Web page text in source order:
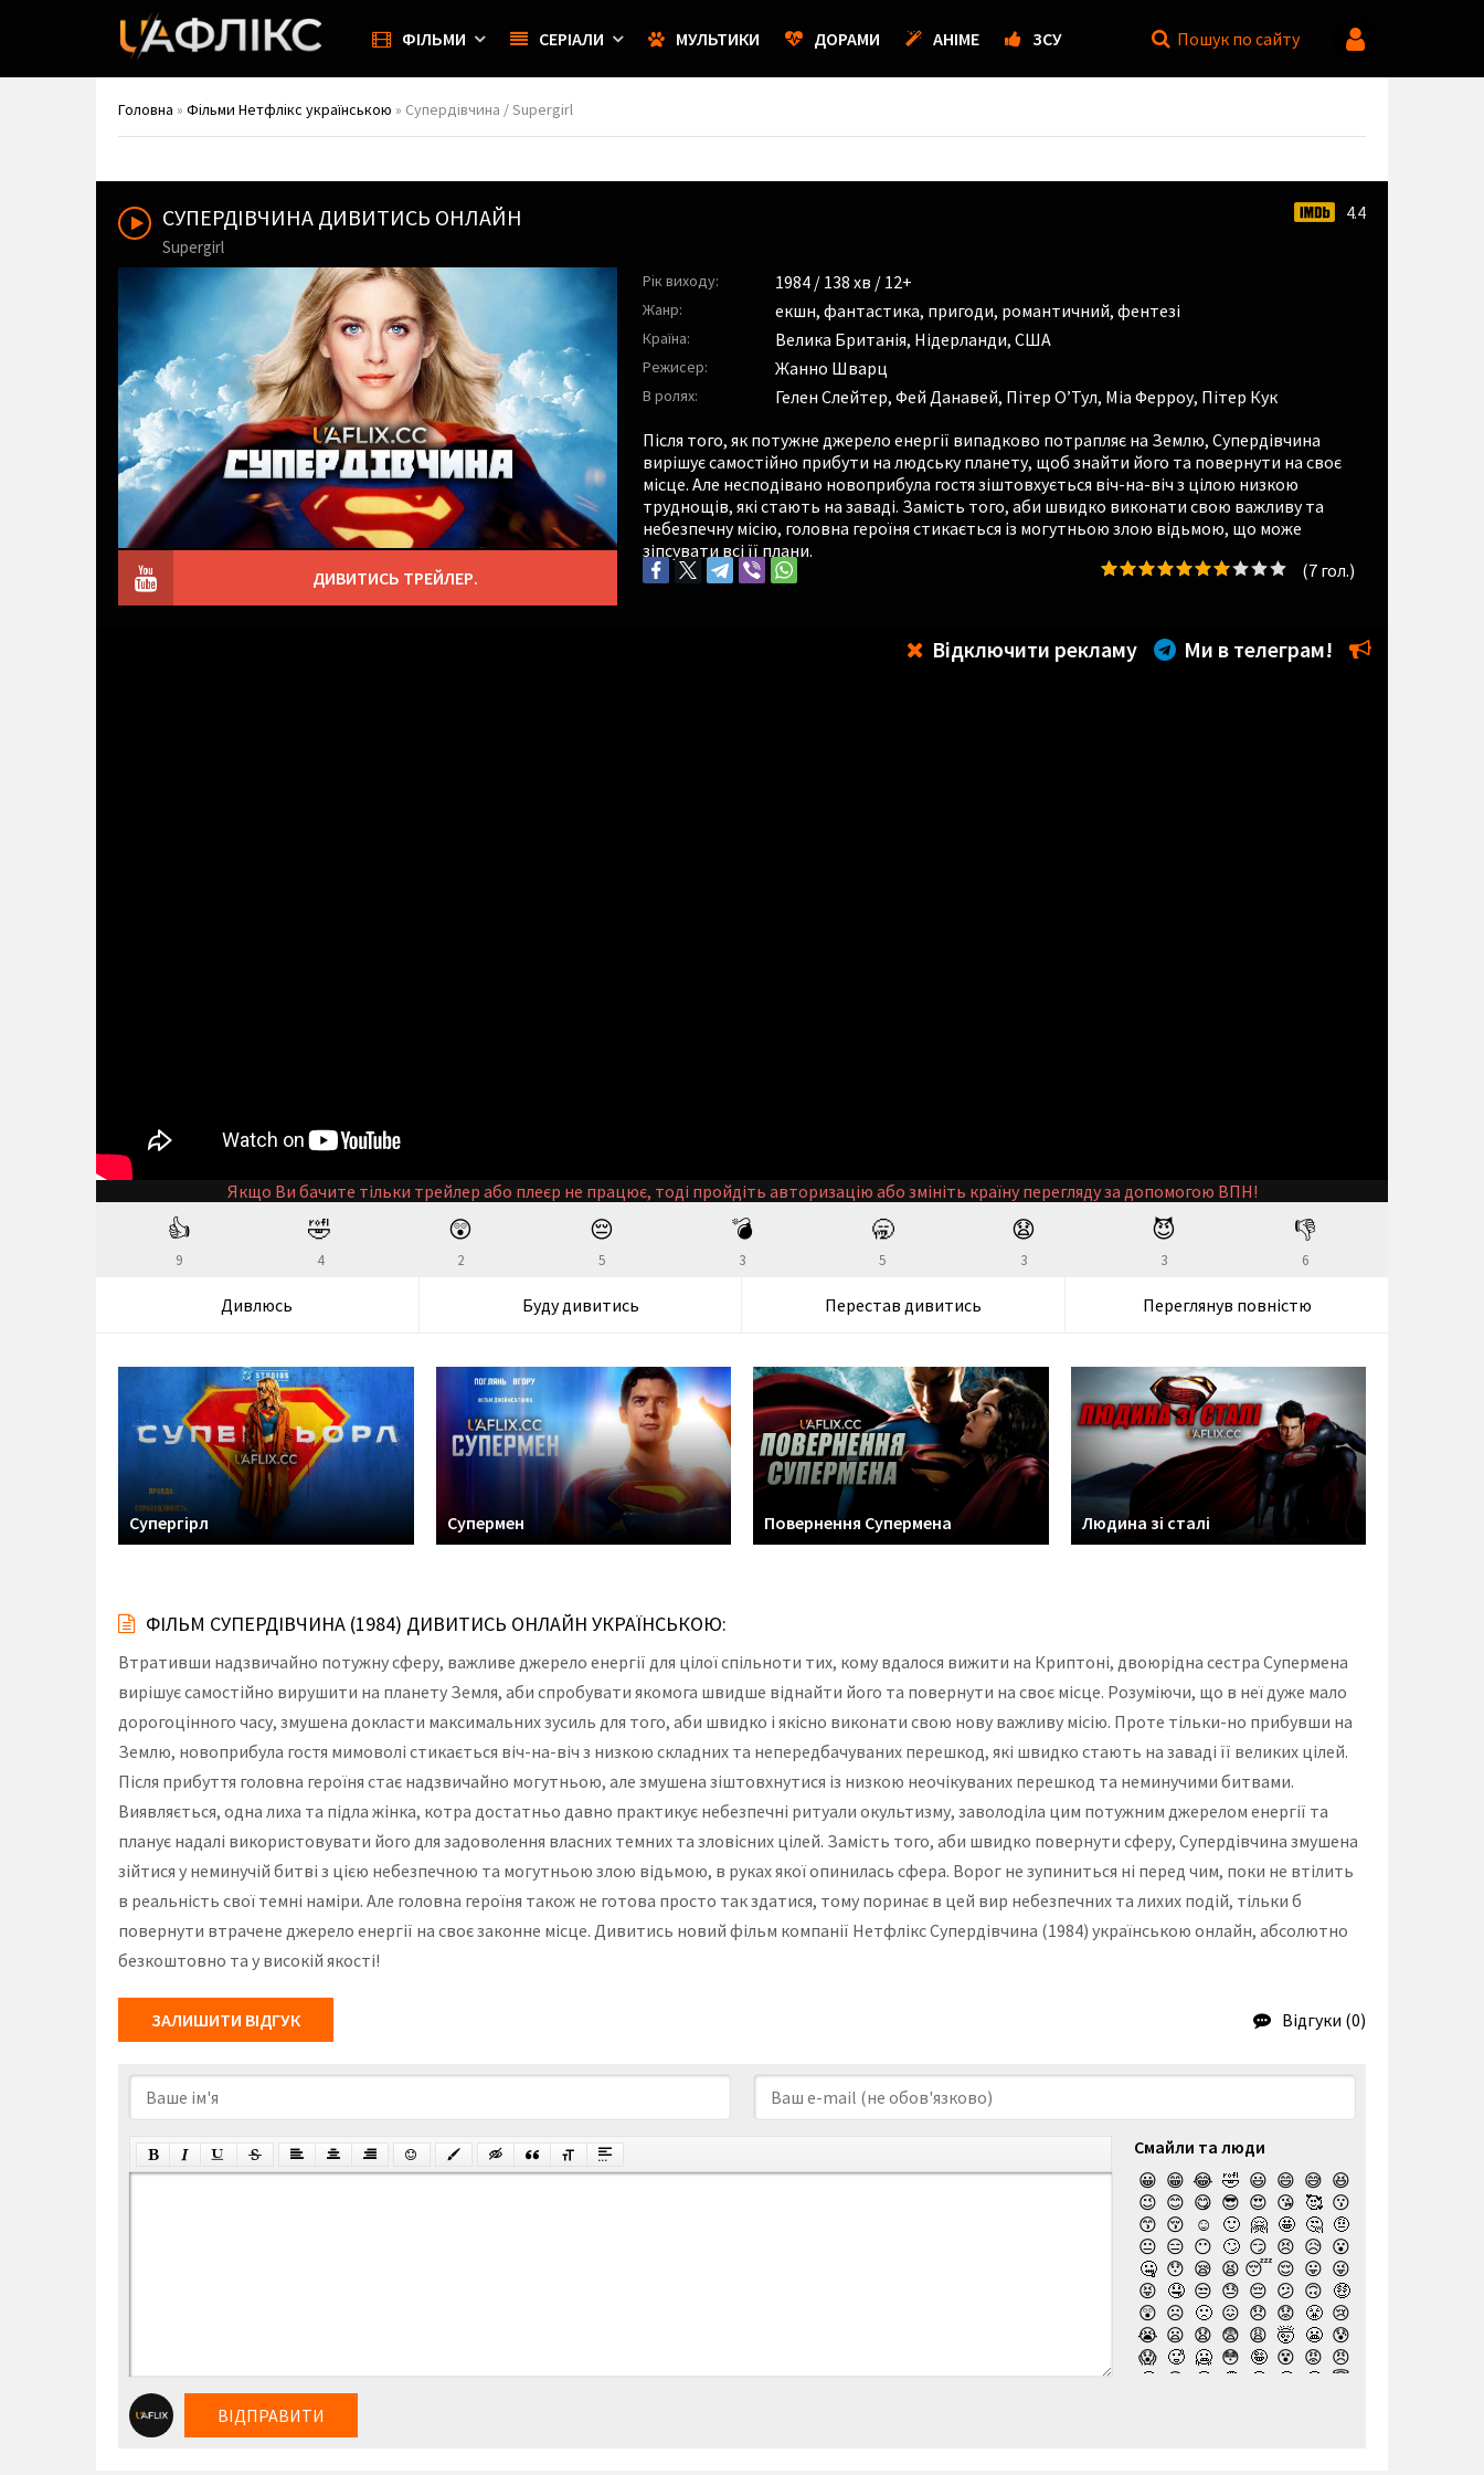
ФІЛЬМИ СЕРІАЛИ МУЛЬТИКИ ДОРАМИ АНІМЕ ЗСУ Пошук по сайту
Головна » Фільми Нетфлікс українською » Супердівчина / Supergirl
СУПЕРДІВЧИНА ДИВИТИСЬ ОНЛАЙН
Supergirl
4.4
Рік виходу: 1984/ 138 хв / 12+
Жанр: екшн, фантастика, пригоди, романтичний, фентезі
Країна: Велика Британія, Нідерланди, США
Режисер: Жанно Шварц
В ролях: Гелен Слейтер, Фей Данавей, Пітер О’Тул, Міа Ферроу, Пітер Кук
Після того, як потужне джерело енергії випадково потрапляє на Землю, Супердівчина
вирішує самостійно прибути на людську планету, щоб знайти його та повернути на своє
місце. Але несподівано новоприбула гостя зіштовхується віч-на-віч з цілою низкою
труднощів, які стають на заваді. Замість того, аби швидко виконати свою важливу та
небезпечну місію, головна героїня стикається із могутньою злою відьмою, що може
зіпсувати всі її плани.
ДИВИТИСЬ ТРЕЙЛЕР.
(7 гол.)
Відключити рекламу Ми в телеграм!
Якщо Ви бачите тільки трейлер або плеєр не працює, тоді пройдіть авторизацію або змініть країну перегляду за допомогою ВПН!
👍
9
🤣
4
😲
2
😔
5
💣
3
🥱
5
😧
3
😈
3
👎
6
Дивлюсь Буду дивитись Перестав дивитись Переглянув повністю
Супергірл Супермен Повернення Супермена Людина зі сталі
ФІЛЬМ СУПЕРДІВЧИНА (1984) ДИВИТИСЬ ОНЛАЙН УКРАЇНСЬКОЮ:
Втративши надзвичайно потужну сферу, важливе джерело енергії для цілої спільноти тих, кому вдалося вижити на Криптоні, двоюрідна сестра Супермена
вирішує самостійно вирушити на планету Земля, аби спробувати якомога швидше віднайти його та повернути на своє місце. Розуміючи, що в неї дуже мало
дорогоцінного часу, змушена докласти максимальних зусиль для того, аби швидко і якісно виконати свою нову важливу місію. Проте тільки-но прибувши на
Землю, новоприбула гостя мимоволі стикається віч-на-віч з низкою складних та непередбачуваних перешкод, які швидко стають на заваді її великих цілей.
Після прибуття головна героїня стає надзвичайно могутньою, але змушена зіштовхнутися із низкою неочікуваних перешкод та неминучими битвами.
Виявляється, одна лиха та підла жінка, котра достатньо давно практикує небезпечні ритуали окультизму, заволоділа цим потужним джерелом енергії та
планує надалі використовувати його для задоволення власних темних та зловісних цілей. Замість того, аби швидко повернути сферу, Супердівчина змушена
зійтися у неминучій битві з цією небезпечною та могутньою злою відьмою, в руках якої опинилась сфера. Ворог не зупиниться ні перед чим, поки не втілить
в реальність свої темні наміри. Але головна героїня також не готова просто так здатися, тому поринає в цей вир небезпечних та лихих подій, тільки б
повернути втрачене джерело енергії на своє законне місце. Дивитись новий фільм компанії Нетфлікс Супердівчина (1984) українською онлайн, абсолютно
безкоштовно та у високій якості!
ЗАЛИШИТИ ВІДГУК Відгуки (0)
Смайли та люди
😀 😁 😂 🤣 😃 😄 😅 😆
😉 😊 😋 😎 😍 😘 🥰 😗
😙 😚 ☺️ 🙂 🤗 🤩 🤔 🤨
😐 😑 😶 🙄 😏 😣 😥 😮
🤐 😯 😪 😫 😴 😌 😛 😜
😝 🤤 😒 😓 😔 😕 🙃 🤑
😲 ☹️ 🙁 😖 😞 😟 😤 😢
😭 😦 😧 😨 😩 🤯 😬 😰
😱 🥵 🥶 😳 🤪 😵 😡 😠
🤬
😷 🤒 🤕 🤢 🤮 🤧 😇
ВІДПРАВИТИ